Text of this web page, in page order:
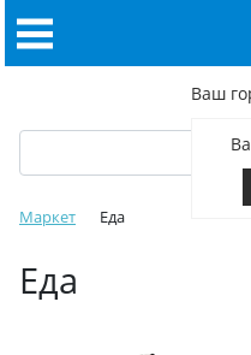
Ваш
Маркет Еда
Еда